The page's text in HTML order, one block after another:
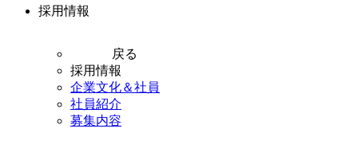
採用情報
戻る
採用情報
企業文化＆社員
社員紹介
募集内容